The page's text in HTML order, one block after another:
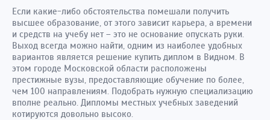
Если какие-либо обстоятельства помешали получить
высшее образование, от этого зависит карьера, а времени
и средств на учебу нет – это не основание опускать руки.
Выход всегда можно найти, одним из наиболее удобных
вариантов является решение купить диплом в Видном. В
этом городе Московской области расположены
престижные вузы, предоставляющие обучение по более,
чем 100 направлениям. Подобрать нужную специализацию
вполне реально. Дипломы местных учебных заведений
котируются довольно высоко.